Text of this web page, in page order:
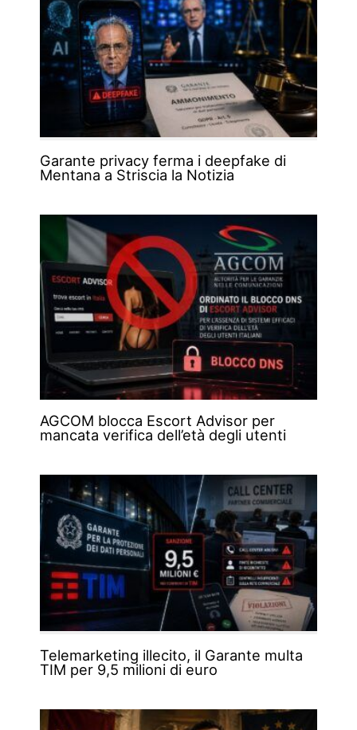
Garante privacy ferma i deepfake di
Mentana a Striscia la Notizia
AGCOM blocca Escort Advisor per
mancata verifica dell’età degli utenti
Telemarketing illecito, il Garante multa
TIM per 9,5 milioni di euro